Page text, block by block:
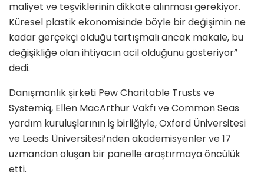
maliyet ve teşviklerinin dikkate alınması gerekiyor.
Küresel plastik ekonomisinde böyle bir değişimin ne
kadar gerçekçi olduğu tartışmalı ancak makale, bu
değişikliğe olan ihtiyacın acil olduğunu gösteriyor”
dedi.
Danışmanlık şirketi Pew Charitable Trusts ve
Systemiq, Ellen MacArthur Vakfı ve Common Seas
yardım kuruluşlarının iş birliğiyle, Oxford Üniversitesi
ve Leeds Üniversitesi’nden akademisyenler ve 17
uzmandan oluşan bir panelle araştırmaya öncülük
etti.